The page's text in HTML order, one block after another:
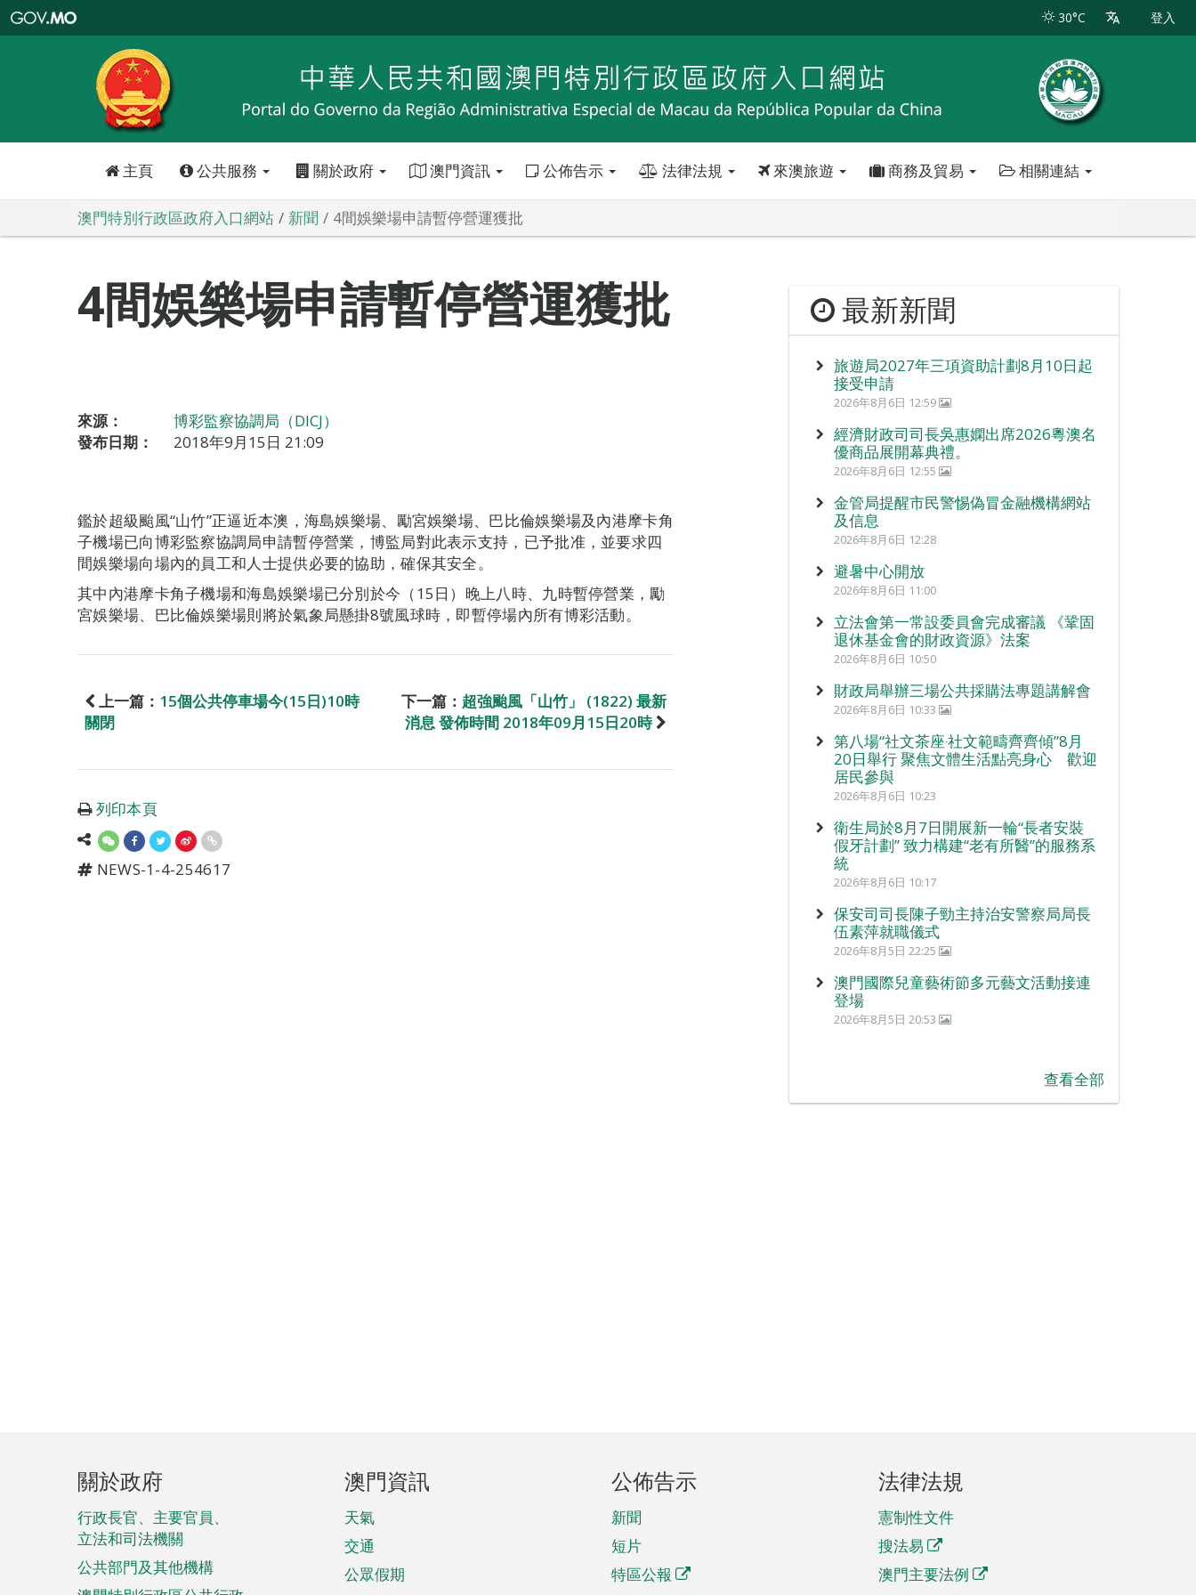
特
政
區
政
口
30°C 登入
主頁 公共服務 關於政府 澳門資訊 公佈告示 法律法規 來澳旅遊 商務及貿易 相關連結
澳門特別行政區政府入口網站 新聞 4間娛樂場申請暫停營運獲批
4間娛樂場申請暫停營運獲批
來源：
博彩監察協調局（DICJ）
發布日期：
2018年9月15日 21:09
鑑於超級颱風“山竹”正逼近本澳，海島娛樂場、勵宮娛樂場、巴比倫娛樂場及內港摩卡角
子機場已向博彩監察協調局申請暫停營業，博監局對此表示支持，已予批准，並要求四
間娛樂場向場內的員工和人士提供必要的協助，確保其安全。
其中內港摩卡角子機場和海島娛樂場已分別於今（15日）晚上八時、九時暫停營業，勵
宮娛樂場、巴比倫娛樂場則將於氣象局懸掛8號風球時，即暫停場內所有博彩活動。
上一篇： 15個公共停車場今(15日)10時
關閉
下一篇： 超強颱風「山竹」 (1822) 最新
消息 發佈時間 2018年09月15日20時
列印本頁
NEWS-1-4-254617
最新新聞
旅遊局2027年三項資助計劃8月10日起
接受申請
2026年8月6日 12:59
經濟財政司司長吳惠嫻出席2026粵澳名
優商品展開幕典禮。
2026年8月6日 12:55
金管局提醒市民警惕偽冒金融機構網站
及信息
2026年8月6日 12:28
避暑中心開放
2026年8月6日 11:00
立法會第一常設委員會完成審議 《鞏固
退休基金會的財政資源》法案
2026年8月6日 10:50
財政局舉辦三場公共採購法專題講解會
2026年8月6日 10:33
第八場“社文茶座‧社文範疇齊齊傾”8月
20日舉行 聚焦文體生活點亮身心 歡迎
居民參與
2026年8月6日 10:23
衛生局於8月7日開展新一輪“長者安裝
假牙計劃” 致力構建“老有所醫”的服務系
統
2026年8月6日 10:17
保安司司長陳子勁主持治安警察局局長
伍素萍就職儀式
2026年8月5日 22:25
澳門國際兒童藝術節多元藝文活動接連
登場
2026年8月5日 20:53
查看全部
頁
腳
菜
單
關於政府
行政長官、主要官員、
立法和司法機關
公共部門及其他機構
澳門資訊
天氣
交通
公眾假期
公佈告示
新聞
短片
特區公報
法律法規
憲制性文件
搜法易
澳門主要法例